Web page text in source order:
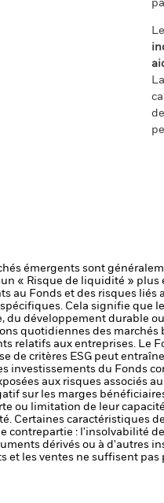
émergents sont
« Risque de liquidité » plus
au Fonds et des risques liés
Cela signifie que
du développement durable
quotidiennes des marchés
relatifs aux entreprises. Le
de critères ESG peut
investissements du Fonds
aux risques associés
sur les marges
ou limitation de leur
Certaines caractéristiques
contrepartie : l'insolvabilité
dérivés ou à d'autres
et les ventes ne suffisent